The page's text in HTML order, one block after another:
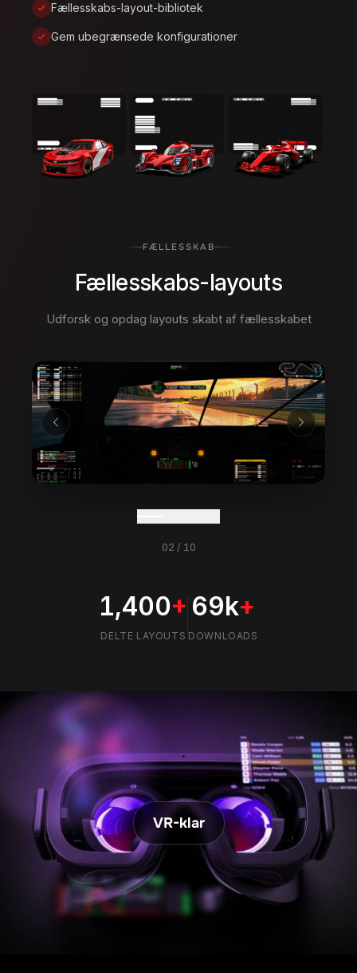
Fællesskabs-layout-bibliotek
Gem ubegrænsede konfigurationer
FÆLLESSKAB
Fællesskabs-layouts
Udforsk og opdag layouts skabt af fællesskabet
1,400+ 69k+
VR-klar